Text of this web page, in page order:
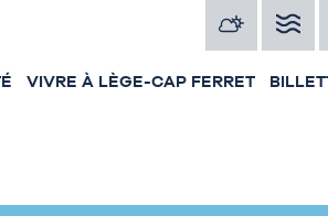
VIVRE À LÈGE-CAP FERRET